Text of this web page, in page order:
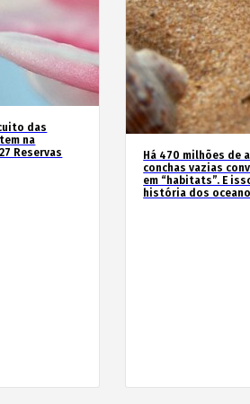
das
na
Reservas
Há 470 milhões de
conchas vazias
em “habitats”. E
história dos